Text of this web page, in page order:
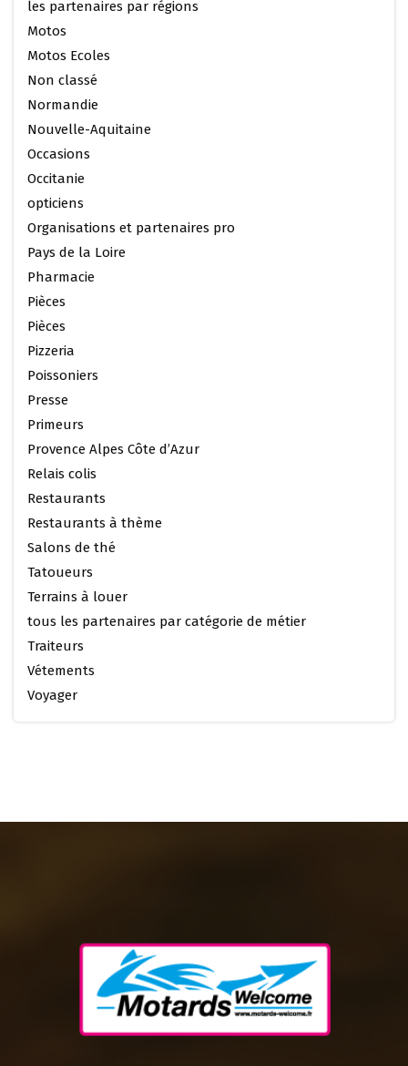
les partenaires par régions
Motos
Motos Ecoles
Non classé
Normandie
Nouvelle-Aquitaine
Occasions
Occitanie
opticiens
Organisations et partenaires pro
Pays de la Loire
Pharmacie
Pièces
Pièces
Pizzeria
Poissoniers
Presse
Primeurs
Provence Alpes Côte d’Azur
Relais colis
Restaurants
Restaurants à thème
Salons de thé
Tatoueurs
Terrains à louer
tous les partenaires par catégorie de métier
Traiteurs
Vétements
Voyager